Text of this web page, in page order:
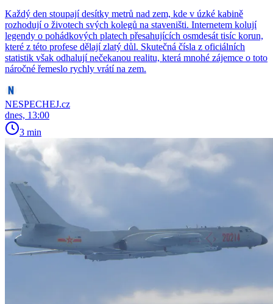
Každý den stoupají desítky metrů nad zem, kde v úzké kabině
rozhodují o životech svých kolegů na staveništi. Internetem kolují
legendy o pohádkových platech přesahujících osmdesát tisíc korun,
které z této profese dělají zlatý důl. Skutečná čísla z oficiálních
statistik však odhalují nečekanou realitu, která mnohé zájemce o toto
náročné řemeslo rychly vrátí na zem.
NESPECHEJ.cz
dnes, 13:00
3 min